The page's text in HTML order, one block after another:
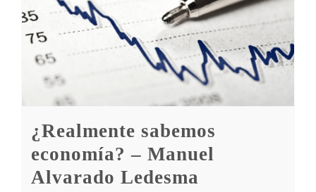
¿Realmente sabemos
economía? – Manuel
Alvarado Ledesma